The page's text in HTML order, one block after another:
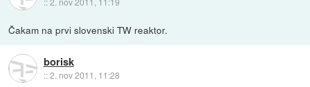
Čakam na prvi slovenski TW reaktor.
borisk
::2. nov 2011, 11:28